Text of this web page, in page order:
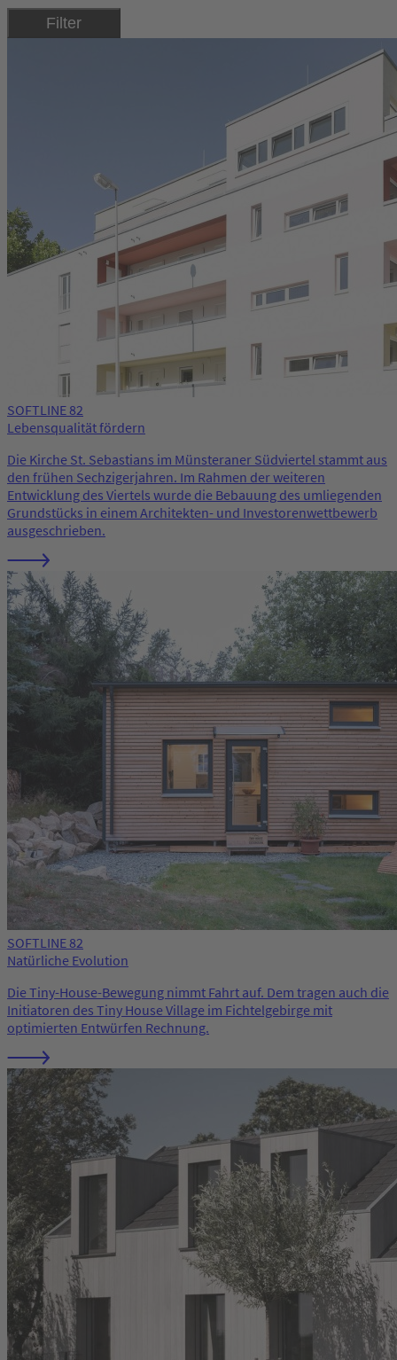
Filter
SOFTLINE 82
Lebensqualität fördern
Die Kirche St. Sebastians im Münsteraner Südviertel stammt aus
den frühen Sechzigerjahren. Im Rahmen der weiteren
Entwicklung des Viertels wurde die Bebauung des umliegenden
Grundstücks in einem Architekten- und Investorenwettbewerb
ausgeschrieben.
SOFTLINE 82
Natürliche Evolution
Die Tiny-House-Bewegung nimmt Fahrt auf. Dem tragen auch die
Initiatoren des Tiny House Village im Fichtelgebirge mit
optimierten Entwürfen Rechnung.